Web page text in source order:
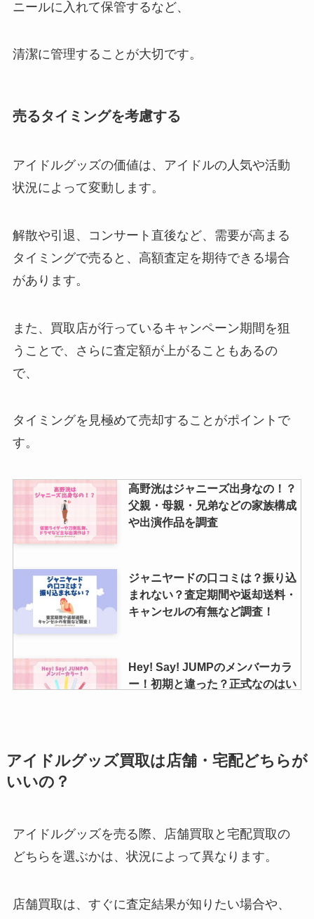
男の学歴や現在の仕事も調査
ニールに入れて保管するなど、
清潔に管理することが大切です。
売るタイミングを考慮する
アイドルグッズの価値は、アイドルの人気や活動
状況によって変動します。
解散や引退、コンサート直後など、需要が高まる
タイミングで売ると、高額査定を期待できる場合
があります。
また、買取店が行っているキャンペーン期間を狙
うことで、さらに査定額が上がることもあるの
で、
タイミングを見極めて売却することがポイントで
す。
高野洸はジャニーズ出身なの！？
父親・母親・兄弟などの家族構成
や出演作品を調査
ジャニヤードの口コミは？振り込
まれない？査定期間や返却送料・
キャンセルの有無など調査！
Hey! Say! JUMPのメンバーカラ
ー！初期と違った？正式なのはい
HiHi Jetsのメンカラ一覧！変更が
評判は？口コミや持ち込みの店舗
アイドルグッズ買取は店舗・宅配どちらが
いいの？
アイドルグッズを売る際、店舗買取と宅配買取の
どちらを選ぶかは、状況によって異なります。
店舗買取は、すぐに査定結果が知りたい場合や、